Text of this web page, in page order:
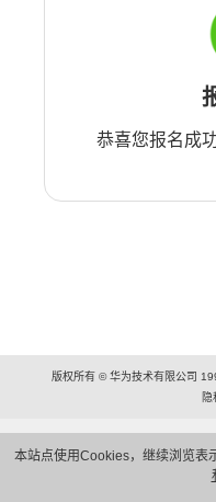
本站点使用Cookies，继续浏览表
恭喜您报名成
版权所有 © 华为技术有限公司
隐